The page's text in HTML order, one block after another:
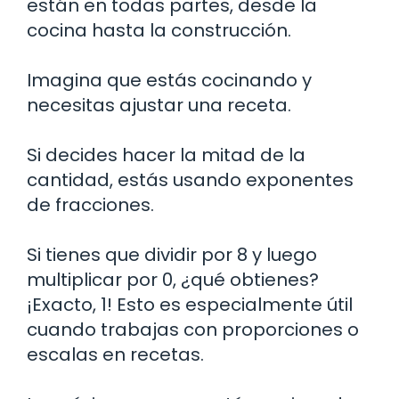
cocina hasta la construcción.
Imagina que estás cocinando y
necesitas ajustar una receta.
Si decides hacer la mitad de la
cantidad, estás usando exponentes
de fracciones.
Si tienes que dividir por 8 y luego
multiplicar por 0, ¿qué obtienes?
¡Exacto, 1! Esto es especialmente útil
cuando trabajas con proporciones o
escalas en recetas.